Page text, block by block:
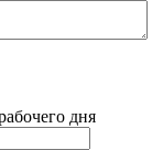
дня